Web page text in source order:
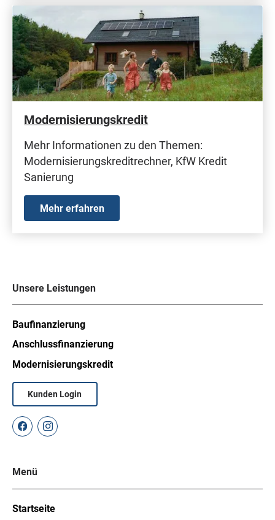
Modernisierungskredit
Mehr Informationen zu den Themen:
Modernisierungskreditrechner, KfW Kredit
Sanierung
Mehr erfahren
Unsere Leistungen
Baufinanzierung
Anschlussfinanzierung
Modernisierungskredit
Kunden Login
Menü
Startseite